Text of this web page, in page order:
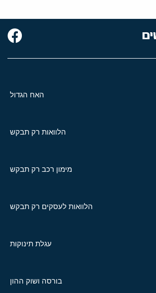
האח הגדול
הלוואות רק תבקש
מימון רכב רק תבקש
הלוואות לעסקים רק תבקש
עגלת תינוקות
בורסה ושוק ההון